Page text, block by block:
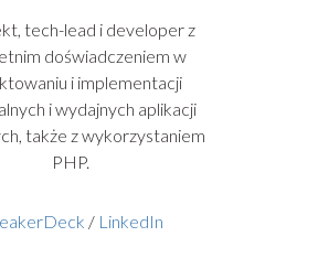
tech-lead i developer z
doświadczeniem w
i implementacji
i wydajnych aplikacji
także z wykorzystaniem
PHP.
/ LinkedIn